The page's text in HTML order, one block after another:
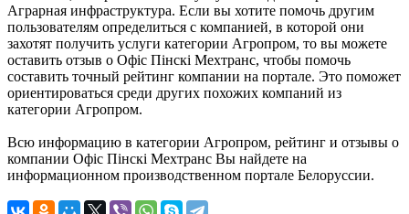
Аграрная инфраструктура. Если вы хотите помочь другим
пользователям определиться с компанией, в которой они
захотят получить услуги категории Агропром, то вы можете
оставить отзыв о Офіс Пінскі Мехтранс, чтобы помочь
составить точный рейтинг компании на портале. Это поможет
ориентироваться среди других похожих компаний из
категории Агропром.
Всю информацию в категории Агропром, рейтинг и отзывы о
компании Офіс Пінскі Мехтранс Вы найдете на
информационном производственном портале Белоруссии.